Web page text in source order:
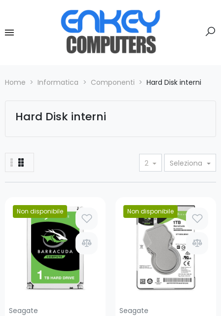
Home Informatica Componenti Hard Disk interni
Hard Disk interni
2 Seleziona
Non disponibile
Prezzo
Seagate
Non disponibile
Prezzo
Seagate